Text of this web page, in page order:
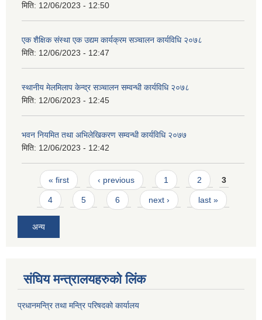
मिति: 12/06/2023 - 12:50
एक शैक्षिक संस्था एक उद्यम कार्यक्रम सञ्चालन कार्यविधि २०७८
मिति: 12/06/2023 - 12:47
स्थानीय मेलमिलाप केन्द्र सञ्चालन सम्वन्धी कार्यविधि २०७८
मिति: 12/06/2023 - 12:45
भवन नियमित तथा अभिलेखिकरण सम्वन्धी कार्यविधि २०७७
मिति: 12/06/2023 - 12:42
Pages
« first ‹ previous 1 2 3
4 5 6 next › last »
अन्य
संघिय मन्त्र‍ालयहरुको लिंक
प्रधानमन्त्रि तथा मन्त्रि परिषदको कार्यालय